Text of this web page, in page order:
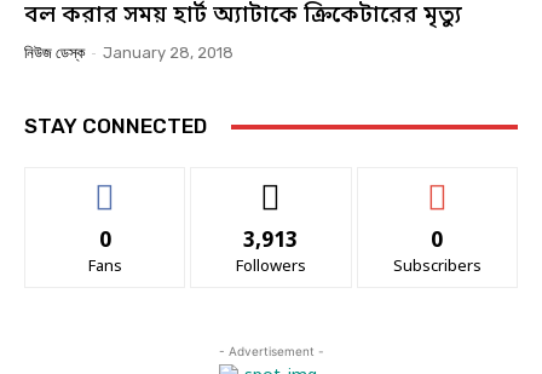
বল করার সময় হার্ট অ্যাটাকে ক্রিকেটারের মৃত্যু
নিউজ ডেস্ক - January 28, 2018
STAY CONNECTED
0
Fans
3,913
Followers
0
Subscribers
- Advertisement -